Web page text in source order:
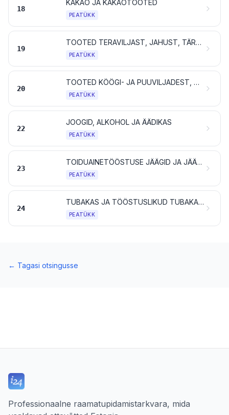
18
KAKAO JA KAKAOTOOTED
PEATÜKK
19
TOOTED TERAVILJAST, JAHUST, TÄRKLISEST VÕI PIIMAST; VALIKPAGARITOOTED
PEATÜKK
20
TOOTED KÖÖGI- JA PUUVILJADEST, MARJADEST, PÄHKLITEST VÕI MUUDEST TAIMEOSADEST
PEATÜKK
22
JOOGID, ALKOHOL JA ÄÄDIKAS
PEATÜKK
23
TOIDUAINETÖÖSTUSE JÄÄGID JA JÄÄTMED; TÖÖSTUSLIKULT TOODETUD LOOMASÖÖDAD
PEATÜKK
24
TUBAKAS JA TÖÖSTUSLIKUD TUBAKAASENDAJAD; TOOTED, MIS SISALDAVAD VÕI EI SISALDA NIKOTIINI JA MIS ON ETTE NÄHTUD SISSEHINGAMISEKS ILMA PÕLETAMATA; MUUD NIKOTIINI SISALDAVAD TOOTED, MIS ON MÕELDUD NIKOTIINI IMENDUMISEKS INIMORGANISMI
PEATÜKK
← Tagasi otsingusse
Professionaalne raamatupidamistarkvara, mida